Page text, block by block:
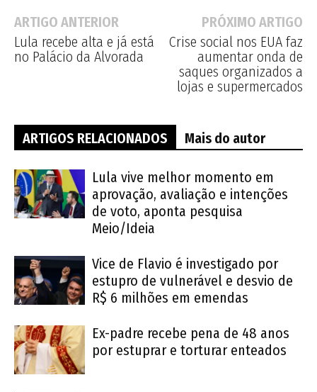
ARTIGO ANTERIOR
Lula recebe alta e já está
no Palácio da Alvorada
PRÓXIMO ARTIGO
Crise social nos EUA faz
aumentar onda de
saques organizados a
lojas e supermercados
ARTIGOS RELACIONADOS Mais do autor
Lula vive melhor momento em
aprovação, avaliação e intenções
de voto, aponta pesquisa
Meio/Ideia
Vice de Flavio é investigado por
estupro de vulnerável e desvio de
R$ 6 milhões em emendas
Ex-padre recebe pena de 48 anos
por estuprar e torturar enteados